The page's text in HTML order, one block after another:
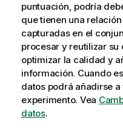
r
e
n
c
i
a
puntuación, podría
que tienen una
capturadas en el
procesar y reutilizar su
optimizar la calidad y
información. Cuando
datos podrá añadirse
experimento. Vea
datos.